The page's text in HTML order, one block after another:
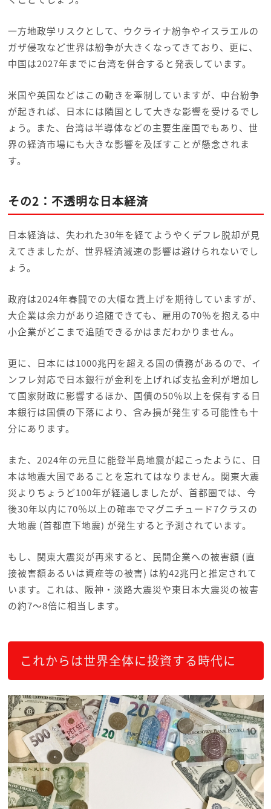
一方地政学リスクとして、ウクライナ紛争やイスラエルの
ガザ侵攻など世界は紛争が大きくなってきており、更に、
中国は2027年までに台湾を併合すると発表しています。
米国や英国などはこの動きを牽制していますが、中台紛争
が起きれば、日本には隣国として大きな影響を受けるでし
ょう。また、台湾は半導体などの主要生産国でもあり、世
界の経済市場にも大きな影響を及ぼすことが懸念されま
す。
その2：不透明な日本経済
日本経済は、 失われた30年を経てようやくデフレ脱却が見
えてきましたが、 世界経済減速の影響は避けられないでし
ょう。
政府は2024年春闘での大幅な賃上げを期待していますが、
大企業は余力があり追随できても、雇用の70％を抱える中
小企業がどこまで追随できるかはまだわかりません。
更に、日本には1000兆円を超える国の債務があるので、イ
ンフレ対応で日本銀行が金利を上げれば支払金利が増加し
て国家財政に影響するほか、国債の50％以上を保有する日
本銀行は国債の下落により、含み損が発生する可能性も十
分にあります。
また、2024年の元旦に能登半島地震が起こったように、日
本は地震大国であることを忘れてはなりません。関東大震
災よりちょうど100年が経過しましたが、首都圏では、今
後30年以内に70％以上の確率でマグニチュード7クラスの
大地震 (首都直下地震) が発生すると予測されています。
もし、関東大震災が再来すると、民間企業への被害額 (直
接被害額あるいは資産等の被害) は約42兆円と推定されて
います。これは、阪神・淡路大震災や東日本大震災の被害
の約7～8倍に相当します。
これからは世界全体に投資する時代に